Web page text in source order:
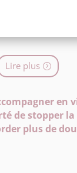
Lire plus
en
de stopper la
plus de